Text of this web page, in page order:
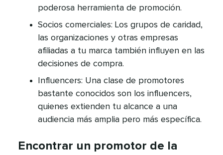
poderosa herramienta de promoción.​​
Socios comerciales: Los grupos de caridad,
las organizaciones y otras empresas
afiliadas a tu marca también influyen en las
decisiones de compra.​​
Influencers: Una clase de promotores
bastante conocidos son los influencers,
quienes extienden tu alcance a una
audiencia más amplia pero más específica.​​
Encontrar un promotor de la